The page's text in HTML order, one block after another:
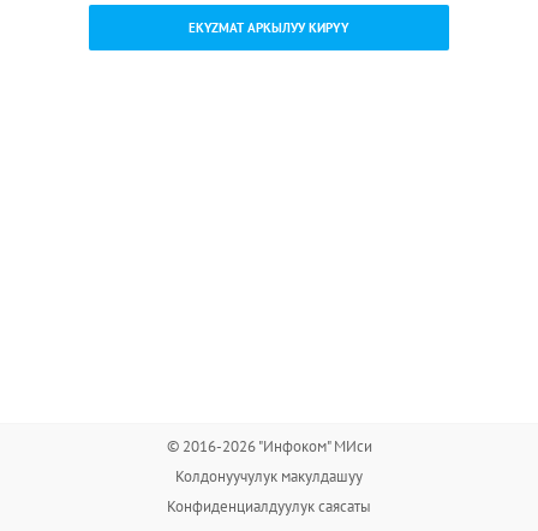
EKYZMAT АРКЫЛУУ КИРҮҮ
© 2016-2026 "Инфоком" МИси
Колдонуучулук макулдашуу
Конфиденциалдуулук саясаты